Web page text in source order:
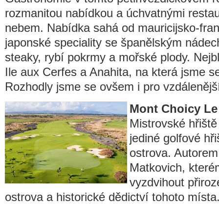
rozmanitou nabídkou a úchvatnými
nebem. Nabídka sahá od mauricijsko-
japonské speciality se španělským
steaky, rybí pokrmy a mořské plody.
Ile aux Cerfes a Anahita, na která jsme
Rozhodly jsme se ovšem i pro
Mont Choicy
Mistrovské
jediné golfové
ostrova.
Matkovich,
vyzdvihout
ostrova a historické dědictví tohoto